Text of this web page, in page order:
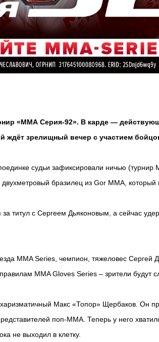
«ММА Серия-92». В карде —
зрелищный вечер с участием
судьи зафиксировали ничью
бразилец из Gor MMA,
с Сергеем Дьяконовым, а сейчас
MMA Series, чемпион, тяжеловес Сергей
MMA Gloves Series – зрители будут
Макс «Топор» Щербаков. Он
поп-ММА. Теперь у него
не выходил в клетку.